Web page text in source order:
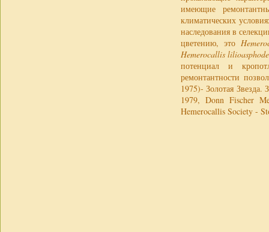
имеющие
климатических
наследования в
цветению, это
Hemerocallis
потенциал и
ремонтантности
1975)- Золотая
1979, Donn Fischer
Hemerocallis Society -